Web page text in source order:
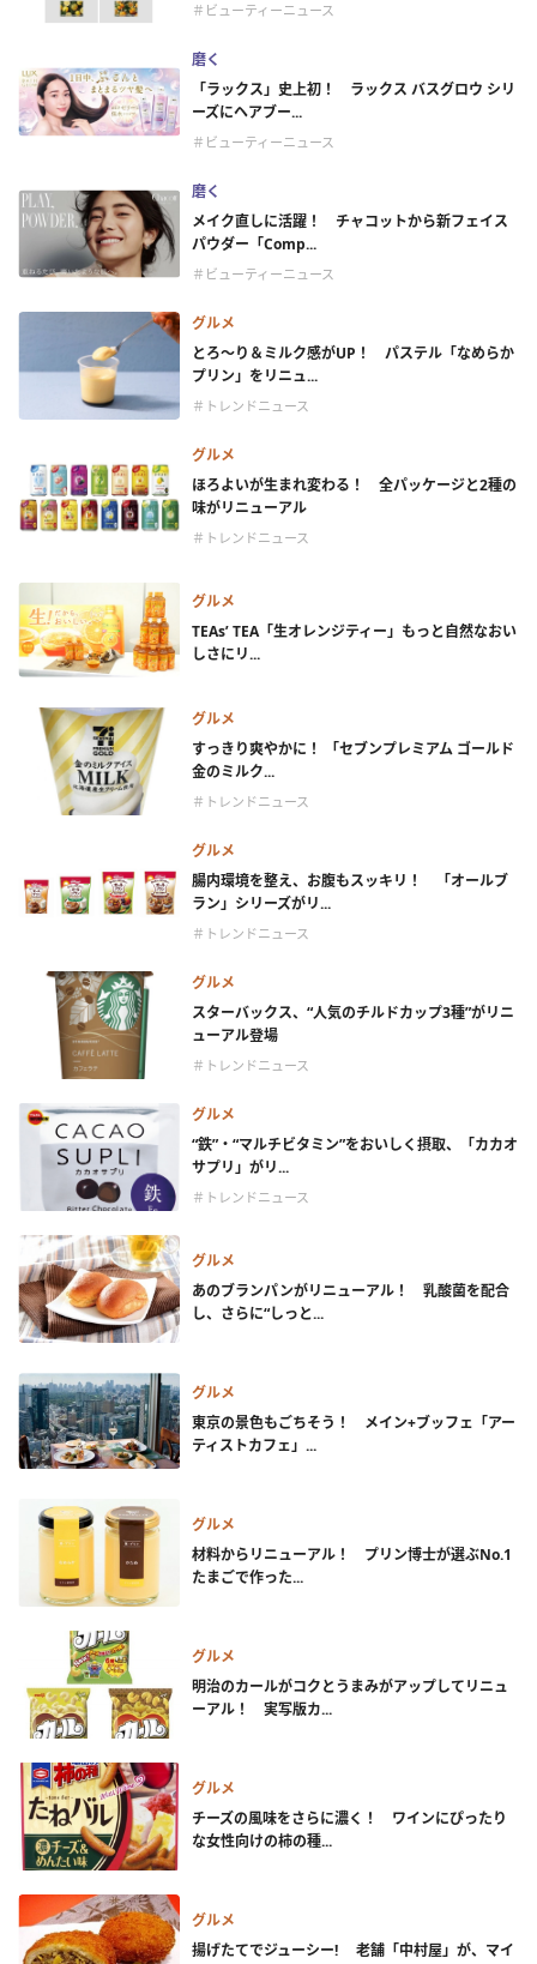
＃ビューティーニュース
磨く
「ラックス」史上初！ ラックス バスグロウ シリ
ーズにヘアブー...
＃ビューティーニュース
磨く
メイク直しに活躍！ チャコットから新フェイス
パウダー「Comp...
＃ビューティーニュース
グルメ
とろ～り＆ミルク感がUP！ パステル「なめらか
プリン」をリニュ...
＃トレンドニュース
グルメ
ほろよいが生まれ変わる！ 全パッケージと2種の
味がリニューアル
＃トレンドニュース
グルメ
TEAs’ TEA「生オレンジティー」もっと自然なおい
しさにリ...
グルメ
すっきり爽やかに！ 「セブンプレミアム ゴールド
金のミルク...
＃トレンドニュース
グルメ
腸内環境を整え、お腹もスッキリ！ 「オールブ
ラン」シリーズがリ...
＃トレンドニュース
グルメ
スターバックス、“人気のチルドカップ3種”がリニ
ューアル登場
＃トレンドニュース
グルメ
“鉄”・“マルチビタミン”をおいしく摂取、「カカオ
サプリ」がリ...
＃トレンドニュース
グルメ
あのブランパンがリニューアル！ 乳酸菌を配合
し、さらに“しっと...
グルメ
東京の景色もごちそう！ メイン+ブッフェ「アー
ティストカフェ」...
グルメ
材料からリニューアル！ プリン博士が選ぶNo.1
たまごで作った...
グルメ
明治のカールがコクとうまみがアップしてリニュ
ーアル！ 実写版カ...
グルメ
チーズの風味をさらに濃く！ ワインにぴったり
な女性向けの柿の種...
グルメ
揚げたてでジューシー! 老舗「中村屋」が、マイ